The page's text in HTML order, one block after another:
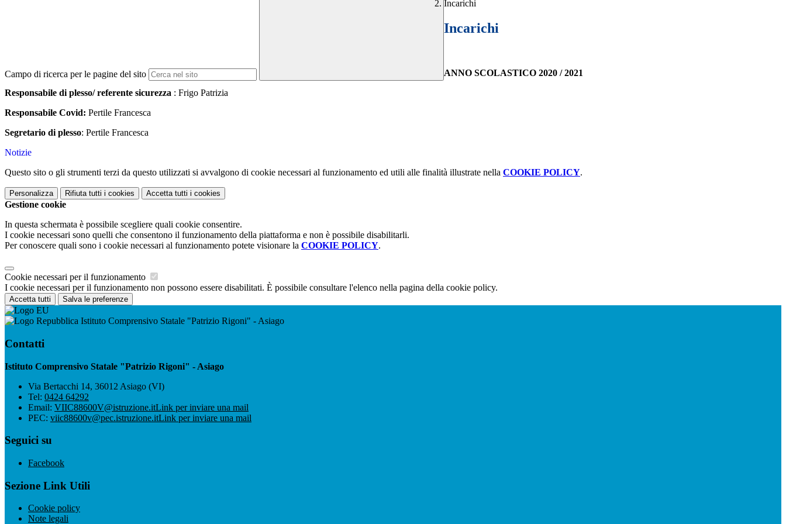
Campo di ricerca per le pagine del sito
Incarichi
Incarichi
ANNO SCOLASTICO 2020 / 2021
Responsabile di plesso/ referente sicurezza : Frigo Patrizia
Responsabile Covid: Pertile Francesca
Segretario di plesso: Pertile Francesca
Notizie
Questo sito o gli strumenti terzi da questo utilizzati si avvalgono di cookie necessari al funzionamento ed utili alle finalità illustrate nella COOKIE POLICY.
Personalizza Rifiuta tutti i cookies Accetta tutti i cookies
Gestione cookie
In questa schermata è possibile scegliere quali cookie consentire.
I cookie necessari sono quelli che consentono il funzionamento della piattaforma e non è possibile disabilitarli.
Per conoscere quali sono i cookie necessari al funzionamento potete visionare la COOKIE POLICY.
Cookie necessari per il funzionamento
I cookie necessari per il funzionamento non possono essere disabilitati. È possibile consultare l'elenco nella pagina della cookie policy.
Accetta tutti Salva le preferenze
Istituto Comprensivo Statale "Patrizio Rigoni" - Asiago
Contatti
Istituto Comprensivo Statale "Patrizio Rigoni" - Asiago
Via Bertacchi 14, 36012 Asiago (VI)
Tel: 0424 64292
Email: VIIC88600V@istruzione.itLink per inviare una mail
PEC: viic88600v@pec.istruzione.itLink per inviare una mail
Seguici su
Facebook
Sezione Link Utili
Cookie policy
Note legali